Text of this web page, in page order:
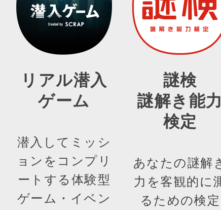
リアル潜入
ゲーム
潜入してミッシ
ョンをコンプリ
ートする体験型
ゲーム・イベン
謎検
謎解き能
検定
あなたの謎解
力を客観的に
るための検定